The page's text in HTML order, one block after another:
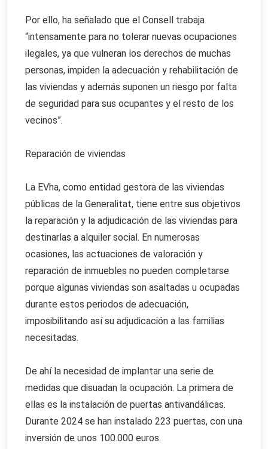
Por ello, ha señalado que el Consell trabaja
“intensamente para no tolerar nuevas ocupaciones
ilegales, ya que vulneran los derechos de muchas
personas, impiden la adecuación y rehabilitación de
las viviendas y además suponen un riesgo por falta
de seguridad para sus ocupantes y el resto de los
vecinos”.
Reparación de viviendas
La EVha, como entidad gestora de las viviendas
públicas de la Generalitat, tiene entre sus objetivos
la reparación y la adjudicación de las viviendas para
destinarlas a alquiler social. En numerosas
ocasiones, las actuaciones de valoración y
reparación de inmuebles no pueden completarse
porque algunas viviendas son asaltadas u ocupadas
durante estos periodos de adecuación,
imposibilitando así su adjudicación a las familias
necesitadas.
De ahí la necesidad de implantar una serie de
medidas que disuadan la ocupación. La primera de
ellas es la instalación de puertas antivandálicas.
Durante 2024 se han instalado 223 puertas, con una
inversión de unos 100.000 euros.